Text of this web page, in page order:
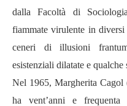
dalla Facoltà di
fiammate virulente in
ceneri di illusioni
esistenziali dilatate e
Nel 1965, Margherita
ha vent’anni e